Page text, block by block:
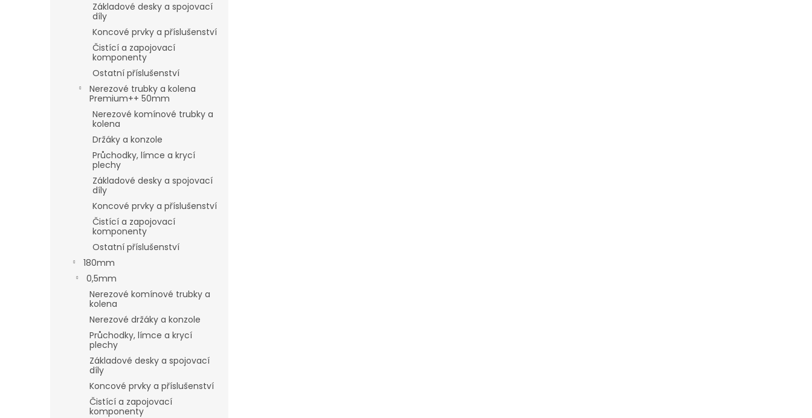
Základové desky a spojovací
díly
Koncové prvky a příslušenství
Čistící a zapojovací
komponenty
Ostatní příslušenství
Nerezové trubky a kolena
Premium++ 50mm
Nerezové komínové trubky a
kolena
Držáky a konzole
Průchodky, límce a krycí
plechy
Základové desky a spojovací
díly
Koncové prvky a příslušenství
Čistící a zapojovací
komponenty
Ostatní příslušenství
180mm
0,5mm
Nerezové komínové trubky a
kolena
Nerezové držáky a konzole
Průchodky, límce a krycí
plechy
Základové desky a spojovací
díly
Koncové prvky a příslušenství
Čistící a zapojovací
komponenty